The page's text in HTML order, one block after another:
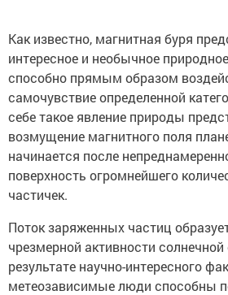
Как известно, магнитная буря
интересное и необычное
способно прямым образом
самочувствие определенной
себе такое явление природы
возмущение магнитного поля
начинается после
поверхность огромнейшего
частичек.
Поток заряженных частиц
чрезмерной активности
результате научно-интересного
метеозависимые люди способны